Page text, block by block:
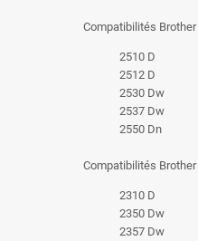
Compatibilités Brother
2510 D
2512 D
2530 Dw
2537 Dw
2550 Dn
Compatibilités Brother
2310 D
2350 Dw
2357 Dw